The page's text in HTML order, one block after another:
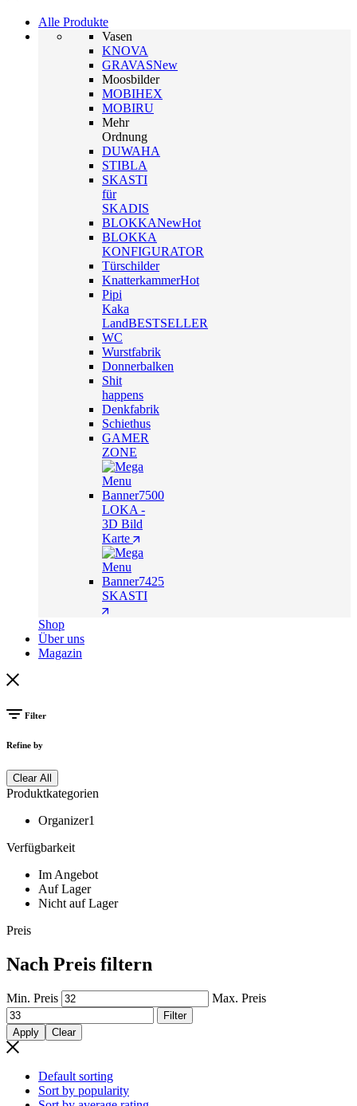
Alle Produkte
Vasen
KNOVA
GRAVASNew
Moosbilder
MOBIHEX
MOBIRU
Mehr
Ordnung
DUWAHA
STIBLA
SKASTI
für
SKADIS
BLOKKANewHot
BLOKKA
KONFIGURATOR
Türschilder
KnatterkammerHot
Pipi
Kaka
LandBESTSELLER
WC
Wurstfabrik
Donnerbalken
Shit
happens
Denkfabrik
Schiethus
GAMER
ZONE
LOKA -
3D Bild
Karte
SKASTI
Shop
Über uns
Magazin
Filter
Refine by
Clear All
Produktkategorien
Organizer1
Verfügbarkeit
Im Angebot
Auf Lager
Nicht auf Lager
Preis
Nach Preis filtern
Min. Preis Max. Preis
Filter
Apply
Clear
Default sorting
Sort by popularity